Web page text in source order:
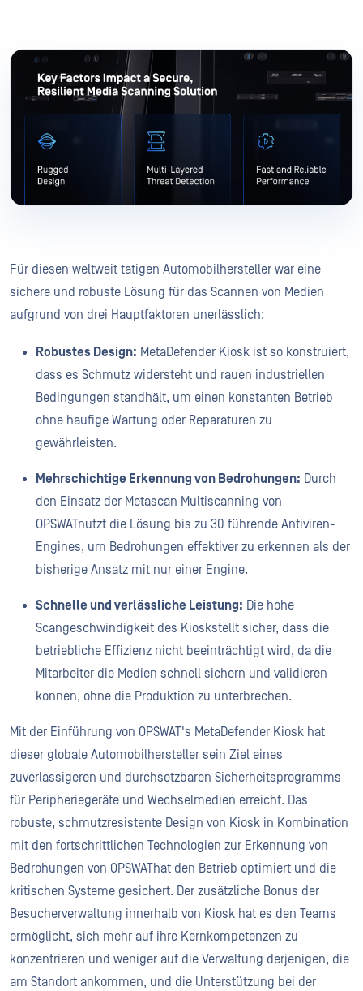
Für diesen weltweit tätigen Automobilhersteller war eine
sichere und robuste Lösung für das Scannen von Medien
aufgrund von drei Hauptfaktoren unerlässlich:
Robustes Design: MetaDefender Kiosk ist so konstruiert,
dass es Schmutz widersteht und rauen industriellen
Bedingungen standhält, um einen konstanten Betrieb
ohne häufige Wartung oder Reparaturen zu
gewährleisten.
Mehrschichtige Erkennung von Bedrohungen: Durch
den Einsatz der Metascan Multiscanning von
OPSWATnutzt die Lösung bis zu 30 führende Antiviren-
Engines, um Bedrohungen effektiver zu erkennen als der
bisherige Ansatz mit nur einer Engine.
Schnelle und verlässliche Leistung: Die hohe
Scangeschwindigkeit des Kioskstellt sicher, dass die
betriebliche Effizienz nicht beeinträchtigt wird, da die
Mitarbeiter die Medien schnell sichern und validieren
können, ohne die Produktion zu unterbrechen.
Mit der Einführung von OPSWAT's MetaDefender Kiosk hat
dieser globale Automobilhersteller sein Ziel eines
zuverlässigeren und durchsetzbaren Sicherheitsprogramms
für Peripheriegeräte und Wechselmedien erreicht. Das
robuste, schmutzresistente Design von Kiosk in Kombination
mit den fortschrittlichen Technologien zur Erkennung von
Bedrohungen von OPSWAThat den Betrieb optimiert und die
kritischen Systeme gesichert. Der zusätzliche Bonus der
Besucherverwaltung innerhalb von Kiosk hat es den Teams
ermöglicht, sich mehr auf ihre Kernkompetenzen zu
konzentrieren und weniger auf die Verwaltung derjenigen, die
am Standort ankommen, und die Unterstützung bei der